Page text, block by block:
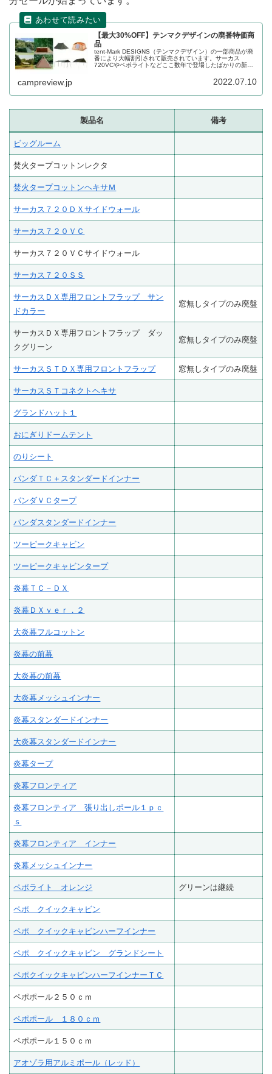
【最大30%OFF】テンマクデザインの廃番特価商
品
tent-Mark DESIGNS（テンマクデザイン）の一部商品が廃
番により大幅割引されて販売されています。サーカス
720VCやペポライトなどここ数年で登場したばかりの新作
campreview.jp 2022.07.10
製品名 備考
ビッグルーム
焚火タープコットンレクタ
焚火タープコットンヘキサＭ
サーカス７２０ＤＸサイドウォール
サーカス７２０ＶＣ
サーカス７２０ＶＣサイドウォール
サーカス７２０ＳＳ
サーカスＤＸ専用フロントフラップ サン
ドカラー
窓無しタイプのみ廃盤
サーカスＤＸ専用フロントフラップ ダッ
クグリーン
窓無しタイプのみ廃盤
サーカスＳＴＤＸ専用フロントフラップ 窓無しタイプのみ廃盤
サーカスＳＴコネクトヘキサ
グランドハット１
おにぎりドームテント
のりシート
パンダＴＣ＋スタンダードインナー
パンダＶＣタープ
パンダスタンダードインナー
ツーピークキャビン
ツーピークキャビンタープ
炎幕ＴＣ－ＤＸ
炎幕ＤＸｖｅｒ．２
大炎幕フルコットン
炎幕の前幕
大炎幕の前幕
大炎幕メッシュインナー
炎幕スタンダードインナー
大炎幕スタンダードインナー
炎幕タープ
炎幕フロンティア
炎幕フロンティア 張り出しポール１ｐｃ
ｓ
炎幕フロンティア インナー
炎幕メッシュインナー
ペポライト オレンジ グリーンは継続
ペポ クイックキャビン
ペポ クイックキャビンハーフインナー
ペポ クイックキャビン グランドシート
ペポクイックキャビンハーフインナーＴＣ
ペポポール２５０ｃｍ
ペポポール １８０ｃｍ
ペポポール１５０ｃｍ
アオゾラ用アルミポール（レッド）